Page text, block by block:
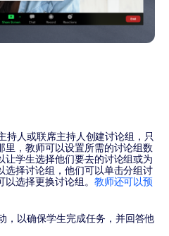
持人或联席主持人创建讨论组，只
里，教师可以设置所需的讨论组数
学生选择他们要去的讨论组或为
选择讨论组，他们可以单击分组讨
选择更换讨论组。 教师还可以预
，以确保学生完成任务，并回答他